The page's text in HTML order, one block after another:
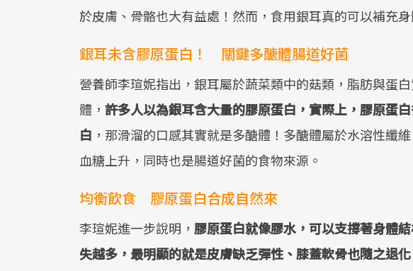
於皮膚、骨骼也大有益處！然而，食用銀耳真的可以補充
銀耳未含膠原蛋白！ 關鍵多醣體腸道好菌
營養師李瑄妮指出，銀耳屬於蔬菜類中的菇類，脂肪與蛋
體， 許多人以為銀耳含大量的膠原蛋白，實際上，膠原蛋
白 ，那滑溜的口感其實就是多醣體！多醣體屬於水溶性纖
血糖上升，同時也是腸道好菌的食物來源。
均衡飲食 膠原蛋白合成自然來
李瑄妮進一步說明， 膠原蛋白就像膠水，可以支撐著身體
失越多，最明顯的就是皮膚缺乏彈性、膝蓋軟骨也隨之退化
關